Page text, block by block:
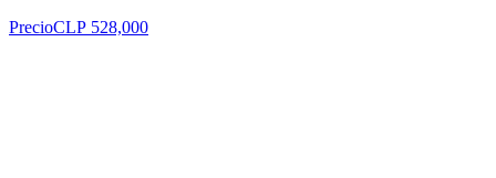
PrecioCLP 528,000